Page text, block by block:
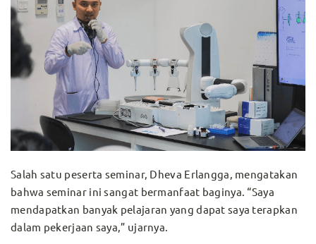
Salah satu peserta seminar, Dheva Erlangga, mengatakan
bahwa seminar ini sangat bermanfaat baginya. “Saya
mendapatkan banyak pelajaran yang dapat saya terapkan
dalam pekerjaan saya,” ujarnya.